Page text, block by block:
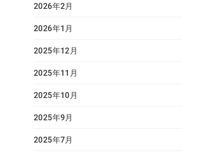
2026年2月
2026年1月
2025年12月
2025年11月
2025年10月
2025年9月
2025年7月